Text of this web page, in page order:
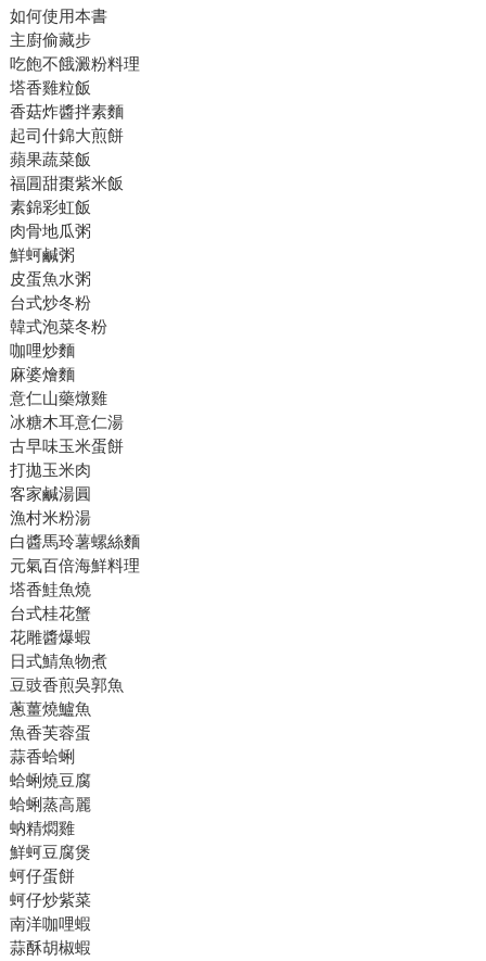
如何使用本書
主廚偷藏步
吃飽不餓澱粉料理
塔香雞粒飯
香菇炸醬拌素麵
起司什錦大煎餅
蘋果蔬菜飯
福㘣甜棗紫米飯
素錦彩虹飯
肉骨地瓜粥
鮮蚵鹹粥
皮蛋魚水粥
台式炒冬粉
韓式泡菜冬粉
咖哩炒麵
麻婆燴麵
意仁山藥燉雞
冰糖木耳意仁湯
古早味玉米蛋餅
打拋玉米肉
客家鹹湯圓
漁村米粉湯
白醬馬玲薯螺絲麵
元氣百倍海鮮料理
塔香鮭魚燒
台式桂花蟹
花雕醬爆蝦
日式鯖魚物煮
豆豉香煎吳郭魚
蔥薑燒鱸魚
魚香芙蓉蛋
蒜香蛤蜊
蛤蜊燒豆腐
蛤蜊蒸高麗
蚋精燜雞
鮮蚵豆腐煲
蚵仔蛋餅
蚵仔炒紫菜
南洋咖哩蝦
蒜酥胡椒蝦